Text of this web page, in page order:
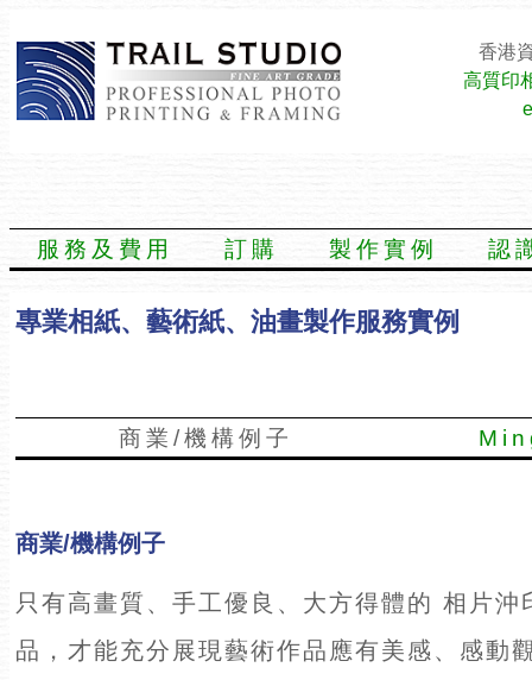
香港
高質印
服務及費用 訂購 製作實例 認
專業相紙、藝術紙、油畫製作服務實例
商業/機構例子
商業/機構例子
只有高畫質、手工優良、大方得體的 相片
品，才能充分展現藝術作品應有美感、感動